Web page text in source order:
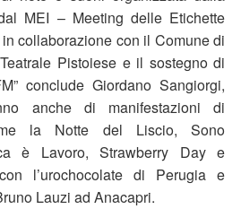
MEI – Meeting delle Etichette
collaborazione con il Comune di
Pistoiese e il sostegno di
conclude Giordano Sangiorgi,
anche di manifestazioni di
la Notte del Liscio, Sono
è Lavoro, Strawberry Day e
l’urochocolate di Perugia e
Lauzi ad Anacapri.